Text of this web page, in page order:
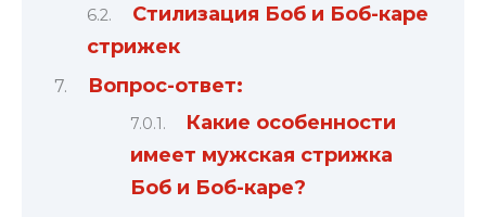
Стилизация Боб и Боб-каре
стрижек
Вопрос-ответ:
Какие особенности
имеет мужская стрижка
Боб и Боб-каре?